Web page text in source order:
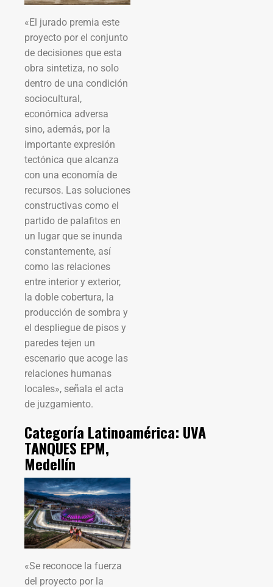
«El jurado premia este
proyecto por el conjunto
de decisiones que esta
obra sintetiza, no solo
dentro de una condición
sociocultural,
económica adversa
sino, además, por la
importante expresión
tectónica que alcanza
con una economía de
recursos. Las soluciones
constructivas como el
partido de palafitos en
un lugar que se inunda
constantemente, así
como las relaciones
entre interior y exterior,
la doble cobertura, la
producción de sombra y
el despliegue de pisos y
paredes tejen un
escenario que acoge las
relaciones humanas
locales», señala el acta
de juzgamiento.
Categoría Latinoamérica: UVA
TANQUES EPM,
Medellín
«Se reconoce la fuerza
del proyecto por la